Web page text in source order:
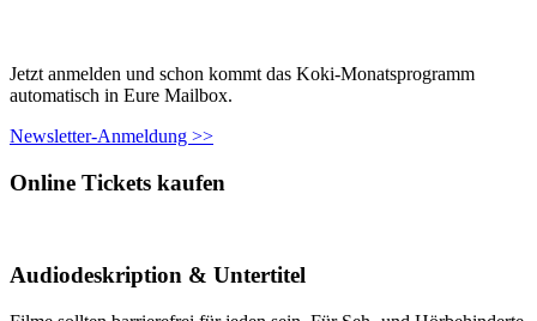
Jetzt anmelden und schon kommt das Koki-Monatsprogramm
automatisch in Eure Mailbox.
Newsletter-Anmeldung >>
Online Tickets kaufen
Audiodeskription & Untertitel